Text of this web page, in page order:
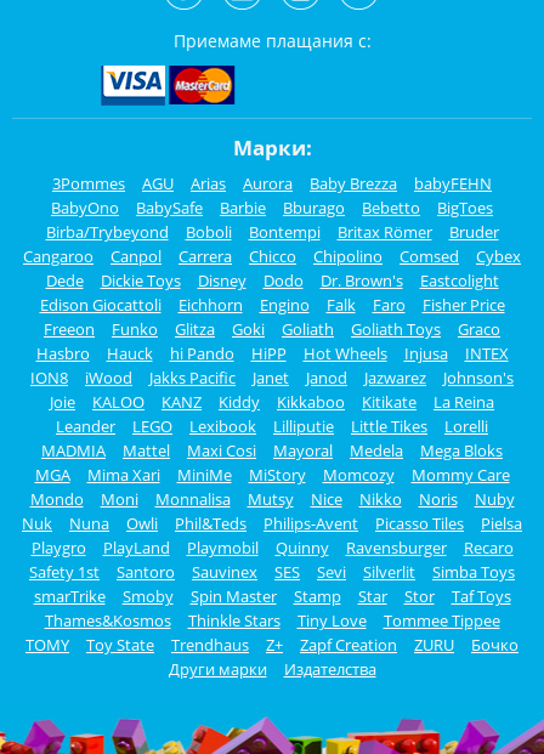
Приемаме плащания с:
Марки:
3Pommes AGU Arias Aurora Baby Brezza
babyFEHN
BabyOno
BabySafe Barbie Bburago Bebetto
BigToes
Birba/Trybeyond
Boboli Bontempi Britax Römer
Bruder
Cangaroo
Canpol Carrera Chicco Chipolino Comsed
Cybex
Dede
Dickie Toys Disney Dodo Dr. Brown's
Eastcolight
Edison Giocattoli
Eichhorn Engino Falk Faro
Fisher Price
Freeon
Funko Glitza Goki Goliath Goliath Toys
Graco
Hasbro
Hauck hi Pando HiPP Hot Wheels Injusa
INTEX
ION8
iWood Jakks Pacific Janet Janod Jazwarez
Johnson's
Joie
KALOO KANZ Kiddy Kikkaboo Kitikate
La Reina
Leander
LEGO Lexibook Lilliputie Little Tikes
Lorelli
MADMIA
Mattel Maxi Cosi Mayoral Medela
Mega Bloks
MGA
Mima Xari MiniMe MiStory Momcozy
Mommy Care
Mondo
Moni Monnalisa Mutsy Nice Nikko Noris
Nuby
Nuk
Nuna Owli Phil&Teds Philips-Avent Picasso Tiles
Pielsa
Playgro
PlayLand Playmobil Quinny Ravensburger
Recaro
Safety 1st
Santoro Sauvinex SES Sevi Silverlit
Simba Toys
smarTrike
Smoby Spin Master Stamp Star Stor
Taf Toys
Thames&Kosmos
Thinkle Stars Tiny Love
Tommee Tippee
TOMY
Toy State Trendhaus Z+ Zapf Creation ZURU
Бочко
Други марки
Издателства